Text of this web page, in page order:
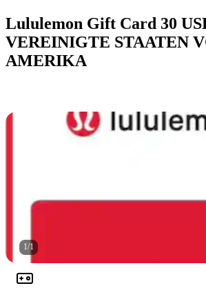
Lululemon Gift Card 30
VEREINIGTE STAATEN
AMERIKA
1/1